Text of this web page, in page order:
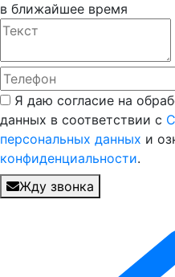
в ближайшее время
Я даю согласие на
данных в соответствии с
персональных данных и
конфиденциальности.
Жду звонка